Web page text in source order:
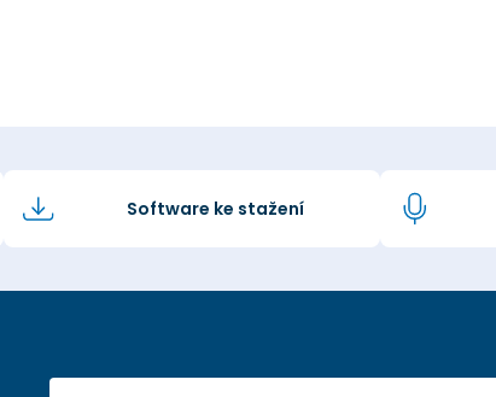
Software ke stažení